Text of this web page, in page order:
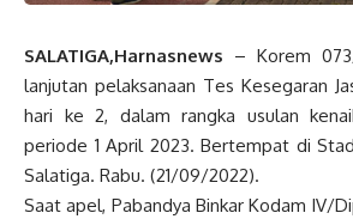
SALATIGA,Harnasnews – Korem
lanjutan pelaksanaan Tes Kesegaran
hari ke 2, dalam rangka usulan
periode 1 April 2023. Bertempat di
Salatiga. Rabu. (21/09/2022).
Saat apel, Pabandya Binkar Kodam IV/